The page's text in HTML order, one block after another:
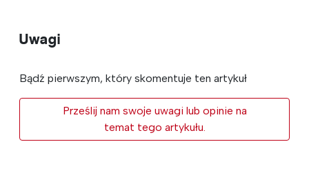
Uwagi
Bądź pierwszym, który skomentuje ten artykuł
Prześlij nam swoje uwagi lub opinie na
temat tego artykułu.